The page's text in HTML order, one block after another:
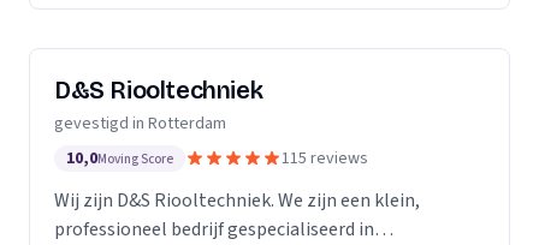
D&S Riooltechniek
gevestigd in Rotterdam
10,0Moving Score 115 reviews
Wij zijn D&S Riooltechniek. We zijn een klein,
professioneel bedrijf gespecialiseerd in